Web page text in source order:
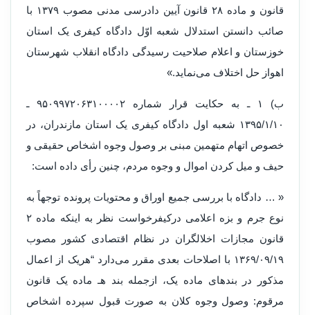
قانون و ماده ۲۸ قانون آیین دادرسی مدنی مصوب ۱۳۷۹ با
صائب دانستن استدلال شعبه اوّل دادگاه کیفری یک استان
خوزستان و اعلام صلاحیت رسیدگی دادگاه انقلاب شهرستان
اهواز حل اختلاف می‌نماید.»
ب) ۱ ـ به حکایت قرار شماره ۹۵۰۹۹۷۲۰۶۳۱۰۰۰۰۲ ـ
۱۳۹۵/۱/۱۰ شعبه اول دادگاه کیفری یک استان مازندران، در
خصوص اتهام متهمین مبنی بر وصول وجوه اشخاص حقیقی و
حیف و میل کردن اموال و وجوه مردم، چنین رأی داده است:
« … دادگاه با بررسی جمیع اوراق و محتویات پرونده توجهاً به
نوع جرم و بزه اعلامی درکیفرخواست نظر به اینکه ماده ۲
قانون مجازات اخلالگران در نظام اقتصادی کشور مصوب
۱۳۶۹/۰۹/۱۹ با اصلاحات بعدی مقرر می‌دارد “هریک از اعمال
مذکور در بندهای ماده یک، ازجمله بند هـ ماده یک قانون
مرقوم: وصول وجوه کلان به صورت قبول سپرده اشخاص